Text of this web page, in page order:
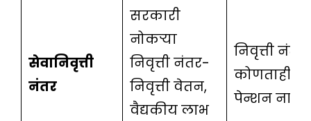
सेवानिवृत्ती
नंतर
सरकारी
नोकऱ्या
निवृत्ती नंतर-
निवृत्ती वेतन,
वैद्यकीय लाभ
निवृत्ती
कोणताही
पेन्शन नाही.